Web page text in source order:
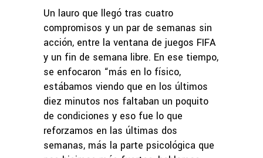
Un lauro que llegó tras cuatro
compromisos y un par de semanas sin
acción, entre la ventana de juegos FIFA
y un fin de semana libre. En ese tiempo,
se enfocaron “más en lo físico,
estábamos viendo que en los últimos
diez minutos nos faltaban un poquito
de condiciones y eso fue lo que
reforzamos en las últimas dos
semanas, más la parte psicológica que